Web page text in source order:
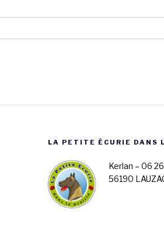
LA PETITE ÉCURIE DANS
Kerlan – 06
56190